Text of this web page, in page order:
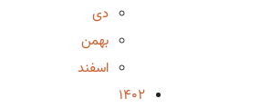
دی
بهمن
اسفند
1402